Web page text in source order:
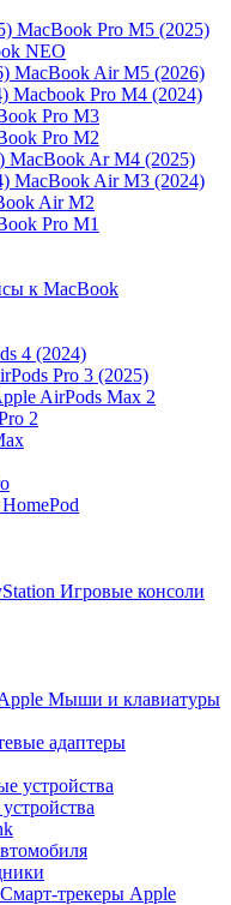
MacBook Pro M5 (2025)
NEO
MacBook Air M5 (2026)
Macbook Pro M4 (2024)
Pro M3
Pro M2
MacBook Ar M4 (2025)
MacBook Air M3 (2024)
Air M2
Pro M1
к MacBook
4 (2024)
Pro 3 (2025)
AirPods Max 2
2
Игровые консоли
Мыши и клавиатуры
адаптеры
Смарт-трекеры Apple